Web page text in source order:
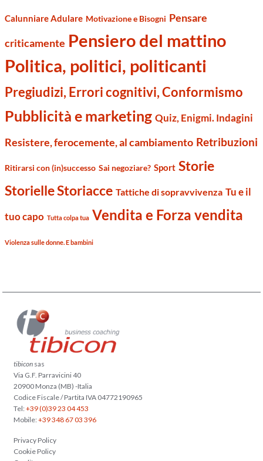
Calunniare Adulare Motivazione e Bisogni Pensare
criticamente Pensiero del mattino
Politica, politici, politicanti
Pregiudizi, Errori cognitivi, Conformismo
Pubblicità e marketing Quiz, Enigmi. Indagini
Resistere, ferocemente, al cambiamento Retribuzioni
Ritirarsi con (in)successo Sai negoziare? Sport Storie
Storielle Storiacce Tattiche di sopravvivenza Tu e il
tuo capo Tutta colpa tua Vendita e Forza vendita
Violenza sulle donne. E bambini
tibicon sas
Via G.F. Parravicini 40
20900 Monza (MB) -Italia
Codice Fiscale / Partita IVA 04772190965
Tel:+39 (0)39 23 04 453
Mobile:+39 348 67 03 396
Privacy Policy
Cookie Policy